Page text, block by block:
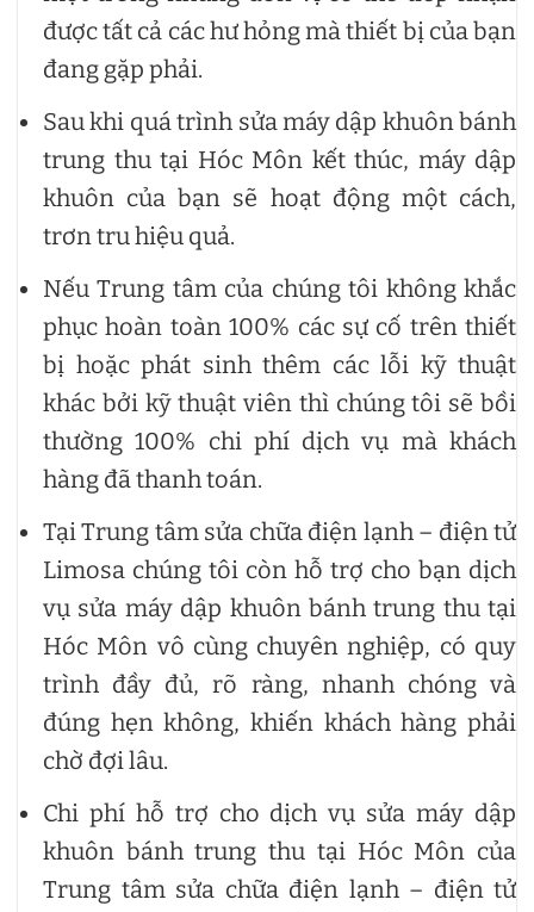
được tất cả các hư hỏng mà thiết bị của bạn
đang gặp phải.
Sau khi quá trình sửa máy dập khuôn bánh
trung thu tại Hóc Môn kết thúc, máy dập
khuôn của bạn sẽ hoạt động một cách,
trơn tru hiệu quả.
Nếu Trung tâm của chúng tôi không khắc
phục hoàn toàn 100% các sự cố trên thiết
bị hoặc phát sinh thêm các lỗi kỹ thuật
khác bởi kỹ thuật viên thì chúng tôi sẽ bồi
thường 100% chi phí dịch vụ mà khách
hàng đã thanh toán.
Tại Trung tâm sửa chữa điện lạnh – điện tử
Limosa chúng tôi còn hỗ trợ cho bạn dịch
vụ sửa máy dập khuôn bánh trung thu tại
Hóc Môn vô cùng chuyên nghiệp, có quy
trình đầy đủ, rõ ràng, nhanh chóng và
đúng hẹn không, khiến khách hàng phải
chờ đợi lâu.
Chi phí hỗ trợ cho dịch vụ sửa máy dập
khuôn bánh trung thu tại Hóc Môn của
Trung tâm sửa chữa điện lạnh – điện tử